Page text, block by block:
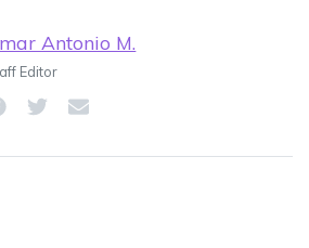
Antonio M.
Editor